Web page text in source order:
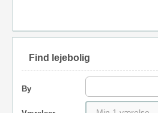
Find lejebolig
By